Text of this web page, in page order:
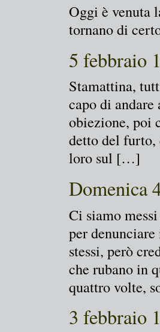
Oggi è venuta
tornano di
5 febbraio
Stamattina,
capo di
obiezione, poi
detto del furto,
loro sul […]
Domenica
Ci siamo
per
stessi, però
che rubano in
quattro volte,
3 febbraio